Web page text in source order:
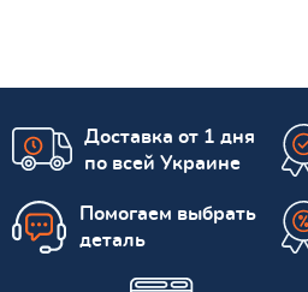
Доставка от 1 дня
по всей Украине
Помогаем выбрать
деталь